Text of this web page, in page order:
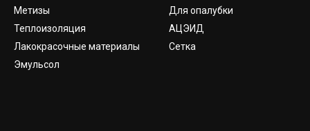
Метизы
Теплоизоляция
Лакокрасочные материалы
Эмульсол
Для опалубки
АЦЭИД
Сетка